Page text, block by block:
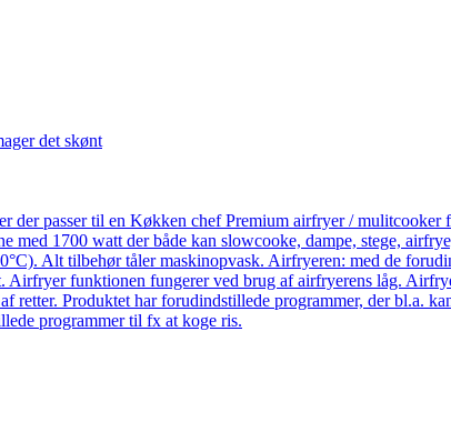
det skønt
der passer til en Køkken chef Premium airfryer /
1700 watt der både kan slowcooke, dampe, stege,
Alt tilbehør tåler maskinopvask. Airfryeren: med de
Airfryer funktionen fungerer ved brug af airfryerens låg.
retter. Produktet har forudindstillede programmer, der bl.a.
programmer til fx at koge ris.